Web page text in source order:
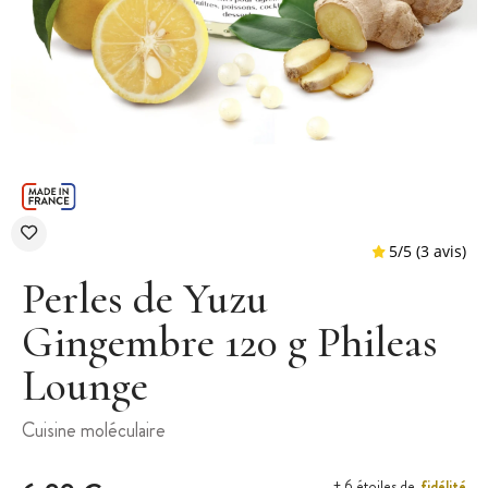
Perles de Yuzu
Gingembre 120 g Phileas
Lounge
Cuisine moléculaire